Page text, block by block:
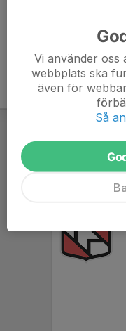
Vi använder
webbplats ska
även för
Så